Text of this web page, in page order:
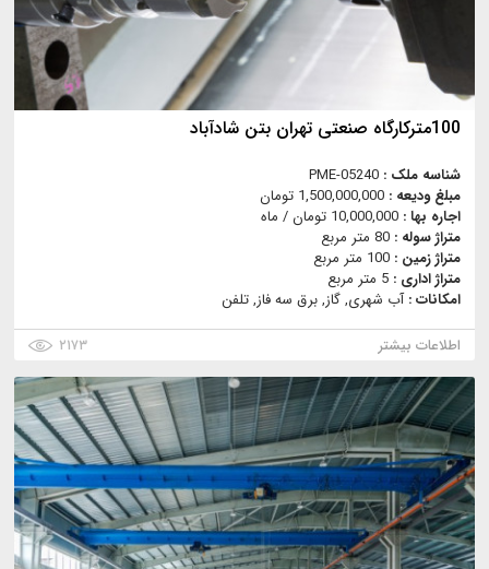
100مترکارگاه صنعتی تهران بتن شادآباد
شناسه ملک : PME-05240
مبلغ ودیعه : 1,500,000,000 تومان
اجاره بها : 10,000,000 تومان / ماه
متراژ سوله : 80 متر مربع
متراژ زمین : 100 متر مربع
متراژ اداری : 5 متر مربع
امکانات :آب شهری, گاز, برق سه فاز, تلفن
اطلاعات بیشتر
۲۱۷۳